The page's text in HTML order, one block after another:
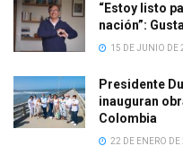
“Estoy listo
nación”:
15 DE JUNIO DE
Presidente
inauguran
Colombia
22 DE ENERO DE